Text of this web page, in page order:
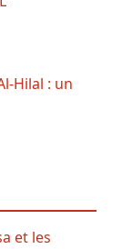
Hilal : un
et les